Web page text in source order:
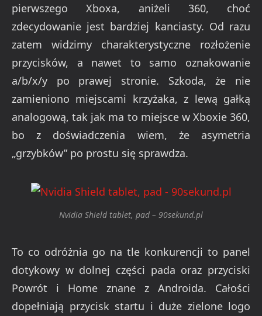
pierwszego Xboxa, aniżeli 360, choć
zdecydowanie jest bardziej kanciasty. Od razu
zatem widzimy charakterystyczne rozłożenie
przycisków, a nawet to samo oznakowanie
a/b/x/y po prawej stronie. Szkoda, że nie
zamieniono miejscami krzyżaka, z lewą gałką
analogową, tak jak ma to miejsce w Xboxie 360,
bo z doświadczenia wiem, że asymetria
„grzybków” po prostu się sprawdza.
Nvidia Shield tablet, pad – 90sekund.pl
To co odróżnia go na tle konkurencji to panel
dotykowy w dolnej części pada oraz przyciski
Powrót i Home znane z Androida. Całości
dopełniają przycisk startu i duże zielone logo